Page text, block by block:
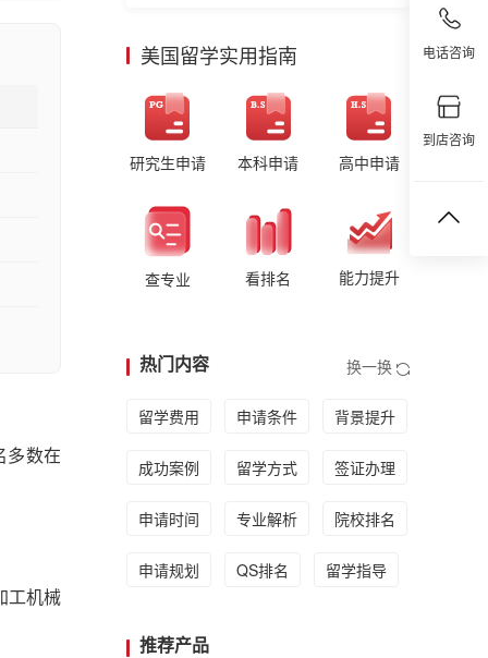
电话咨询
到店咨询
多数在
工机械
美国留学实用指南
研究生申请 本科申请 高中申请
查专业 看排名 能力提升
热门内容 换一换
留学费用 申请条件 背景提升
成功案例 留学方式 签证办理
申请时间 专业解析 院校排名
申请规划 QS排名 留学指导
推荐产品